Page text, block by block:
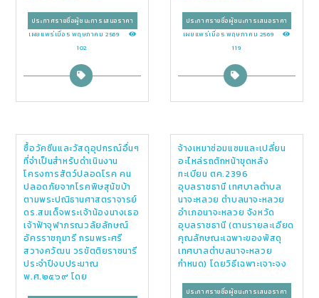
ประกาศรายชื่อผู้ชนะการเสนอราคา
เผยแพร่เมื่อ 5 พฤษภาคม 2569
102
ประกาศรายชื่อผู้ชนะการเสนอราคา
เผยแพร่เมื่อ 5 พฤษภาคม 2569
119
ซื้อวัคซีนและวัสดุอุปกรณ์อื่นๆ
ที่จำเป็นสำหรับดำเนินงาน
โครงการสัตว์ปลอดโรค คน
ปลอดภัยจากโรคพิษสุนัขบ้า
ตามพระปณิธานศาสตราจารย์
ดร.สมเด็จพระเจ้าน้องนางเธอ
เจ้าฟ้าจุฬาภรณวลัยลักษณ์
อัครราชกุมารี กรมพระศรี
สวางควัฒน วรขัตติยราชนารี
ประจำปีงบประมาณ
พ.ศ.๒๕๖๙ โดย
จ้างเหมาซ่อมแซมและเปลี่ยน
อะไหล่รถตักหน้าขุดหลัง
ทะเบียน ตค.2396
อุบลราชธานี เทศบาลตำบล
นาจะหลวย ตำบลนาจะหลวย
อำเภอนาจะหลวย จังหวัด
อุบลราชธานี (ตามรายละเอียด
คุณลักษณะเฉพาะของพัสดุ
เทศบาลตำบลนาจะหลวย
กำหนด) โดยวิธีเฉพาะเจาะจง
ประกาศรายชื่อผู้ชนะการเสนอราคา